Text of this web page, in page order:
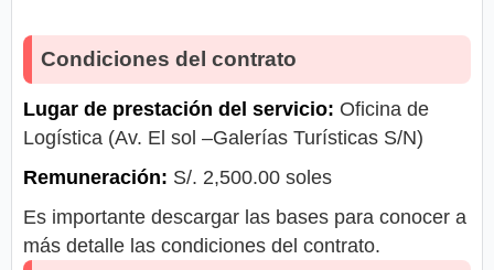
Condiciones del contrato
Lugar de prestación del servicio: Oficina de
Logística (Av. El sol –Galerías Turísticas S/N)
Remuneración: S/. 2,500.00 soles
Es importante descargar las bases para conocer a
más detalle las condiciones del contrato.